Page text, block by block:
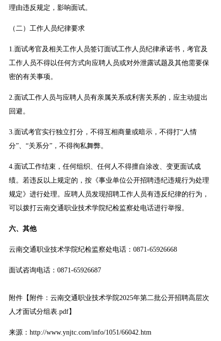
理由违反规定，影响面试。
（二）工作人员纪律要求
1.面试考官及相关工作人员签订面试工作人员纪律承诺书，考官及
工作人员不得以任何方式向应聘人员或对外泄露试题及其他需要保
密的有关事项。
2.面试工作人员与应聘人员有亲属关系或利害关系的，应主动提出
回避。
3.面试考官实行独立打分，不得互相商量或暗示，不得打“人情
分”、“关系分”，不得徇私舞弊。
4.面试工作结束，任何组织、任何人不得擅自涂改、变更面试成
绩。若违反以上规定的，按《事业单位公开招聘违纪违规行为处理
规定》进行处理。应聘人员发现招聘工作人员有违反纪律的行为，
可以拨打云南交通职业技术学院纪检监察处电话进行举报。
六、其他
云南交通职业技术学院纪检监察处电话：0871-65926668
面试咨询电话：0871-65926687
附件【 附件：云南交通职业技术学院2025年第二批公开招聘高层次
人才面试分组表.pdf】
来源：http://www.ynjtc.com/info/1051/66042.htm